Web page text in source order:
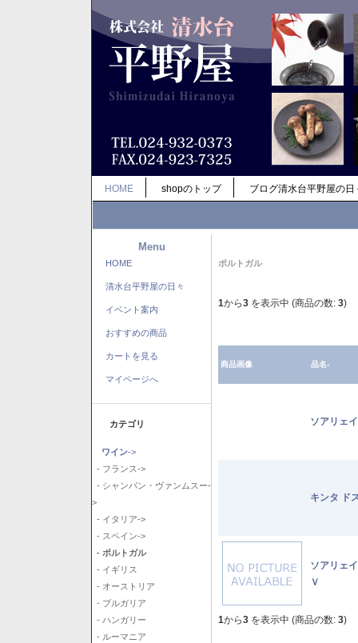
HOME shopのトップ ブログ清水台平野屋の日
Menu
HOME
清水台平野屋の日々
イベント案内
おすすめの商品
カートを見る
マイページへ
カテゴリ
ワイン->
- フランス->
- シャンパン・ヴァンムスー-
>
- イタリア->
- スペイン->
- ポルトガル
- イギリス
- オーストリア
- ブルガリア
- ハンガリー
- ルーマニア
ポルトガル
1から3 を表示中 (商品の数: 3)
商品画像 品名-
ソアリェ
キンタ ド
ソアリェ
Ｖ
1から3 を表示中 (商品の数: 3)